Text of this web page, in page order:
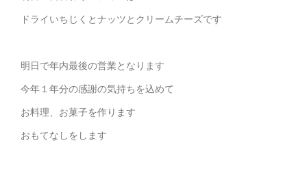
ドライいちじくとナッツとクリームチーズです
明日で年内最後の営業となります
今年１年分の感謝の気持ちを込めて
お料理、お菓子を作ります
おもてなしをします